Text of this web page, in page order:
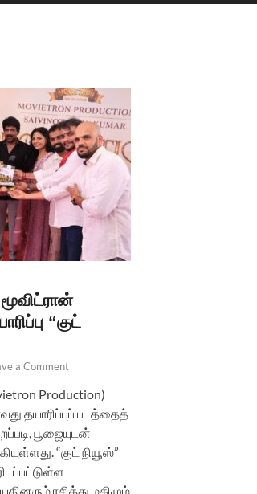
“குட்
a Comment
Production)
தயாரிப்புப் படத்தைத்
பூஜையுடன்
“குட் நியூஸ்”
ரசித்து மகிழும்